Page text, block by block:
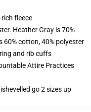
fleece
Heather Gray is 70%
60% cotton, 40% polyester
and rib cuffs
Attire Practices
go 2 sizes up